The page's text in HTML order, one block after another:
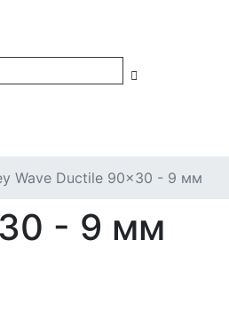
Wave Ductile 90x30 - 9 мм
- 9 мм